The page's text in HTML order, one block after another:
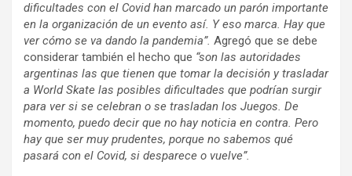
dificultades con el Covid han marcado un parón importante
en la organización de un evento así. Y eso marca. Hay que
ver cómo se va dando la pandemia”. Agregó que se debe
considerar también el hecho que “son las autoridades
argentinas las que tienen que tomar la decisión y trasladar
a World Skate las posibles dificultades que podrían surgir
para ver si se celebran o se trasladan los Juegos. De
momento, puedo decir que no hay noticia en contra. Pero
hay que ser muy prudentes, porque no sabemos qué
pasará con el Covid, si desparece o vuelve”.